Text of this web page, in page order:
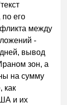
его
между
-
вывод
зон, а
на сумму
как
и их